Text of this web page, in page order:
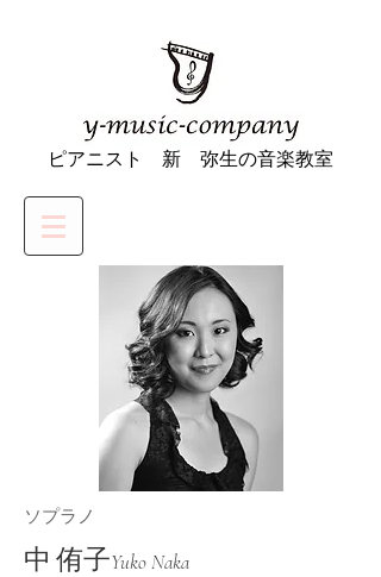
ピアニスト 新 弥生の音楽教室
ソプラノ
中 侑子Yuko Naka